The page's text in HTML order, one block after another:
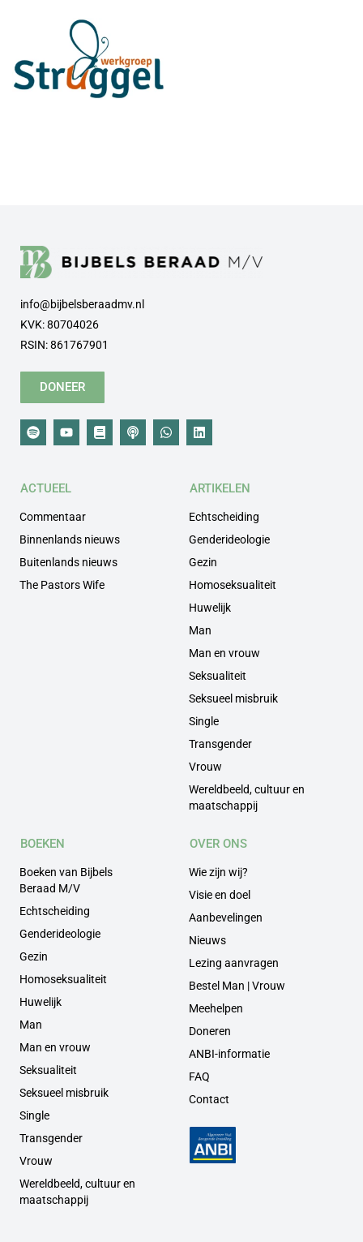
info@bijbelsberaadmv.nl
KVK: 80704026
RSIN: 861767901
DONEER
ACTUEEL
Commentaar
Binnenlands nieuws
Buitenlands nieuws
The Pastors Wife
ARTIKELEN
Echtscheiding
Genderideologie
Gezin
Homoseksualiteit
Huwelijk
Man
Man en vrouw
Seksualiteit
Seksueel misbruik
Single
Transgender
Vrouw
Wereldbeeld, cultuur en
maatschappij
BOEKEN
Boeken van Bijbels
Beraad M/V
Echtscheiding
Genderideologie
Gezin
Homoseksualiteit
Huwelijk
Man
Man en vrouw
Seksualiteit
Seksueel misbruik
Single
Transgender
Vrouw
Wereldbeeld, cultuur en
maatschappij
OVER ONS
Wie zijn wij?
Visie en doel
Aanbevelingen
Nieuws
Lezing aanvragen
Bestel Man | Vrouw
Meehelpen
Doneren
ANBI-informatie
FAQ
Contact